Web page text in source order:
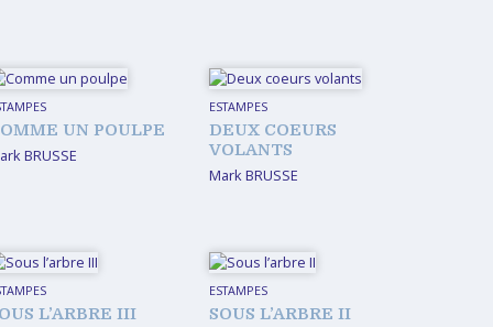
UN POULPE
BRUSSE
ESTAMPES
DEUX COEURS
VOLANTS
Mark BRUSSE
L’ARBRE III
ESTAMPES
SOUS L’ARBRE II